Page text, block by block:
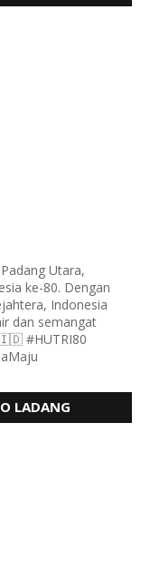
Utara,
ke-80. Dengan
Indonesia
dan semangat
#HUTRI80
LADANG